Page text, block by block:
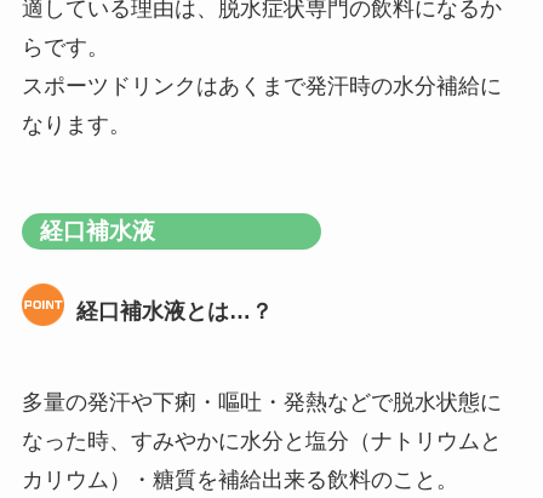
適している理由は、脱水症状専門の飲料になるか
らです。
スポーツドリンクはあくまで発汗時の水分補給に
なります。
経口補水液
経口補水液とは…？
多量の発汗や下痢・嘔吐・発熱などで脱水状態に
なった時、すみやかに水分と塩分（ナトリウムと
カリウム）・糖質を補給出来る飲料のこと。